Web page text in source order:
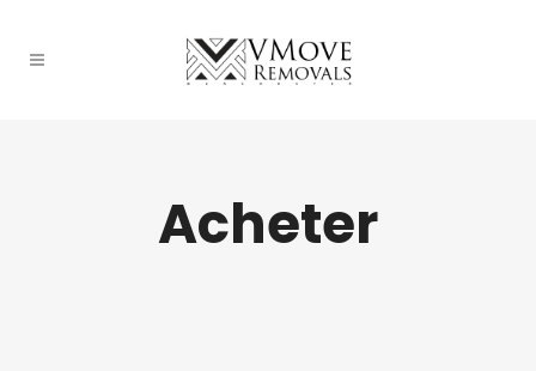
Acheter